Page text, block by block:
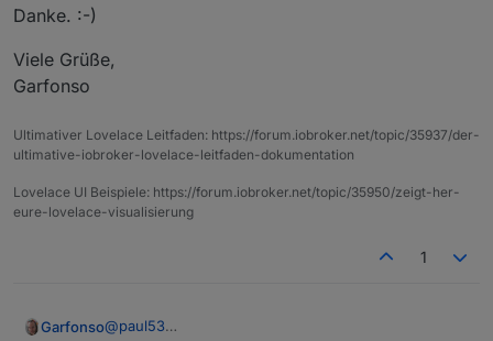
Danke. :-)
Viele Grüße,
Garfonso
Ultimativer Lovelace Leitfaden: https://forum.iobroker.net/topic/35937/der-
ultimative-iobroker-lovelace-leitfaden-dokumentation
Lovelace UI Beispiele: https://forum.iobroker.net/topic/35950/zeigt-her-
eure-lovelace-visualisierung
1
Garfonso@paul53